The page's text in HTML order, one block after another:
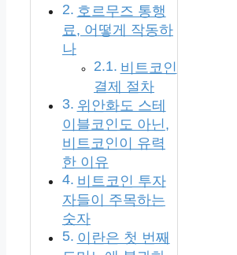
호르무즈 통행
료, 어떻게 작동하
나
비트코인
결제 절차
위안화도 스테
이블코인도 아닌,
비트코인이 유력
한 이유
비트코인 투자
자들이 주목하는
숫자
이란은 첫 번째